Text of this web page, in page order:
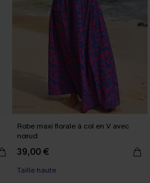
Robe maxi florale à col en V avec
nœud
39,00 €
Taille haute